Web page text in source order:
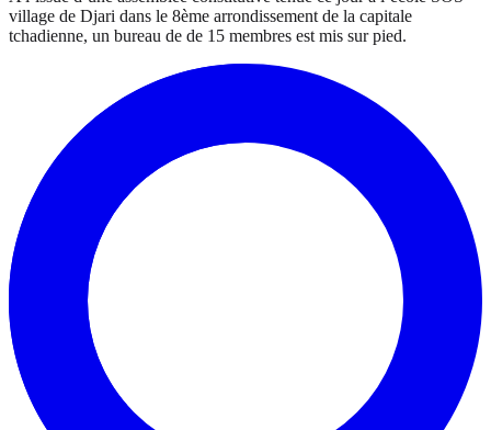
village de Djari dans le 8ème arrondissement de la capitale
tchadienne, un bureau de de 15 membres est mis sur pied.